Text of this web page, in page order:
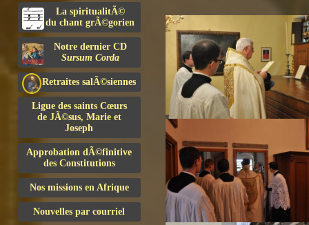
La spiritualitÃ©
du chant grÃ©gorien
Notre dernier CD
Sursum Corda
Retraites salÃ©siennes
Ligue des saints Cœurs
de JÃ©sus, Marie et
Joseph
Approbation dÃ©finitive
des Constitutions
Nos missions en Afrique
Nouvelles par courriel